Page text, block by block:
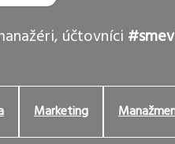
účtovníci
Marketing